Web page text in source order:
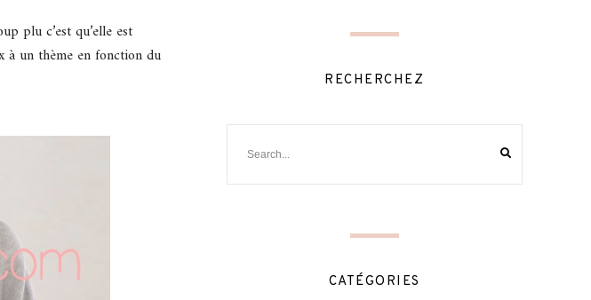
plu c’est qu’elle est
à un thème en fonction du
RECHERCHEZ
CATÉGORIES